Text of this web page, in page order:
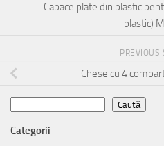
Capace plate din plastic
plastic)
PREVIOUS
Chese cu 4
Caută
Categorii